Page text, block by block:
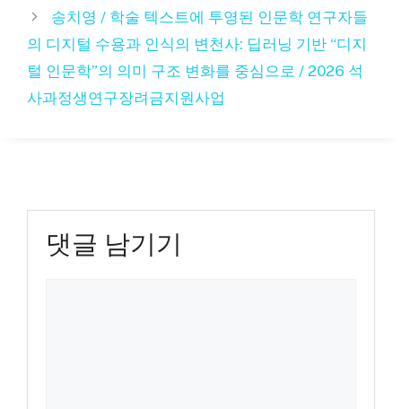
송치영 / 학술 텍스트에 투영된 인문학 연구자들
의 디지털 수용과 인식의 변천사: 딥러닝 기반 “디지
털 인문학”의 의미 구조 변화를 중심으로 / 2026 석
사과정생연구장려금지원사업
댓글 남기기